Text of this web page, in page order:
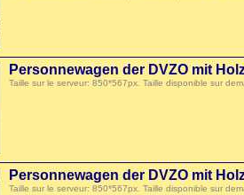
Personnewagen der DVZO mit
Taille sur le serveur: 850*567px. Taille disponible sur
Personnewagen der DVZO mit
Taille sur le serveur: 850*567px. Taille disponible sur